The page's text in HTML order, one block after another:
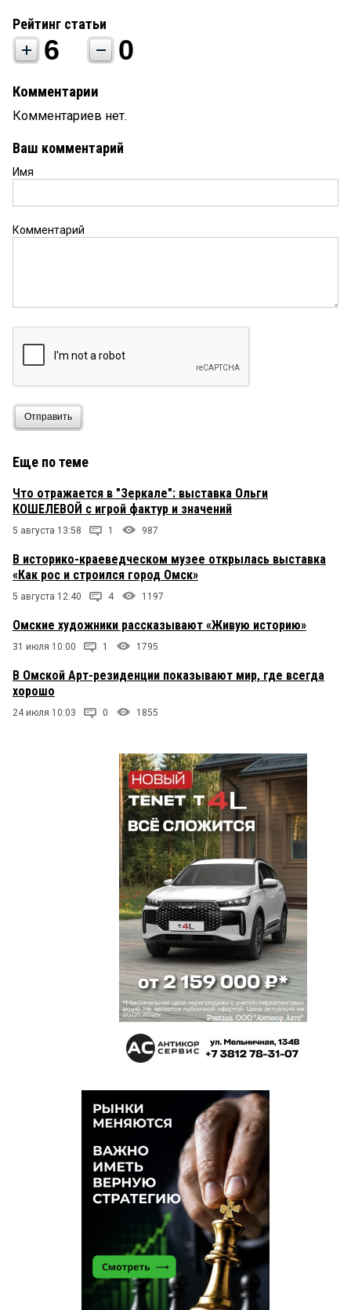
Рейтинг статьи
6 0
Комментарии
Комментариев нет.
Ваш комментарий
Имя
Комментарий
Отправить
Еще по теме
Что отражается в "Зеркале": выставка Ольги
КОШЕЛЕВОЙ с игрой фактур и значений
5 августа 13:58 1 987
В историко-краеведческом музее открылась выставка
«Как рос и строился город Омск»
5 августа 12:40 4 1197
Омские художники рассказывают «Живую историю»
31 июля 10:00 1 1795
В Омской Арт-резиденции показывают мир, где всегда
хорошо
24 июля 10:03 0 1855